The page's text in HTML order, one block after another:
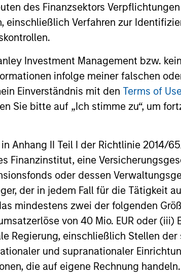
des Finanzsektors
Verfahren zur
Investment Management bzw.
infolge meiner falschen
Einverständnis mit den Terms of Use
Sie bitte auf „Ich stimme zu“, um
Anhang II Teil I der Richtlinie 2014/
Finanzinstitut, eine
oder dessen
der in jedem Fall für die Tätigkeit
mindestens zwei der folgenden
von 40 Mio. EUR oder (iii)
Regierung, einschließlich Stellen
und supranationaler
die auf eigene Rechnung handeln.
Indikator für die künftige
steigen oder sinken.
(NIW) berechnet. Alle
Management.
spiegeln die Zahlungen und
die während des
Fonds anfallen und vom
im Laufe der Zeit abgezogen
die Gebühren für die
Administrationskosten.